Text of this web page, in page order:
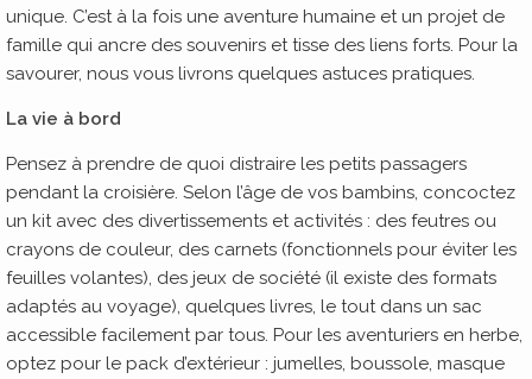
unique. C’est à la fois une aventure humaine et un projet de
famille qui ancre des souvenirs et tisse des liens forts. Pour la
savourer, nous vous livrons quelques astuces pratiques.
La vie à bord
Pensez à prendre de quoi distraire les petits passagers
pendant la croisière. Selon l’âge de vos bambins, concoctez
un kit avec des divertissements et activités : des feutres ou
crayons de couleur, des carnets (fonctionnels pour éviter les
feuilles volantes), des jeux de société (il existe des formats
adaptés au voyage), quelques livres, le tout dans un sac
accessible facilement par tous. Pour les aventuriers en herbe,
optez pour le pack d’extérieur : jumelles, boussole, masque